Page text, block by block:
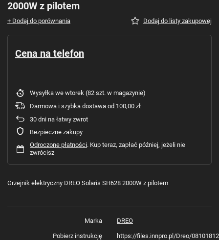
2000W z pilotem
+ Dodaj do porównania Dodaj do listy zakupowej
Cena na telefon
Wysyłka we wtorek (82 szt. w magazynie)
Darmowa i szybka dostawa od 100,00 zł
30 dni na łatwy zwrot
Bezpieczne zakupy
Odroczone płatności. Kup teraz, zapłać później, jeżeli nie
zwrócisz
Grzejnik elektryczny DREO Solaris SH628 2000W z pilotem
Marka DREO
Pobierz instrukcję https://files.innpro.pl/Dreo/